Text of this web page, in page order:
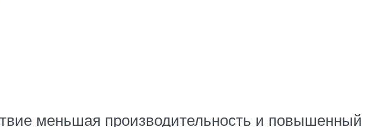
меньшая производительность и повышенный